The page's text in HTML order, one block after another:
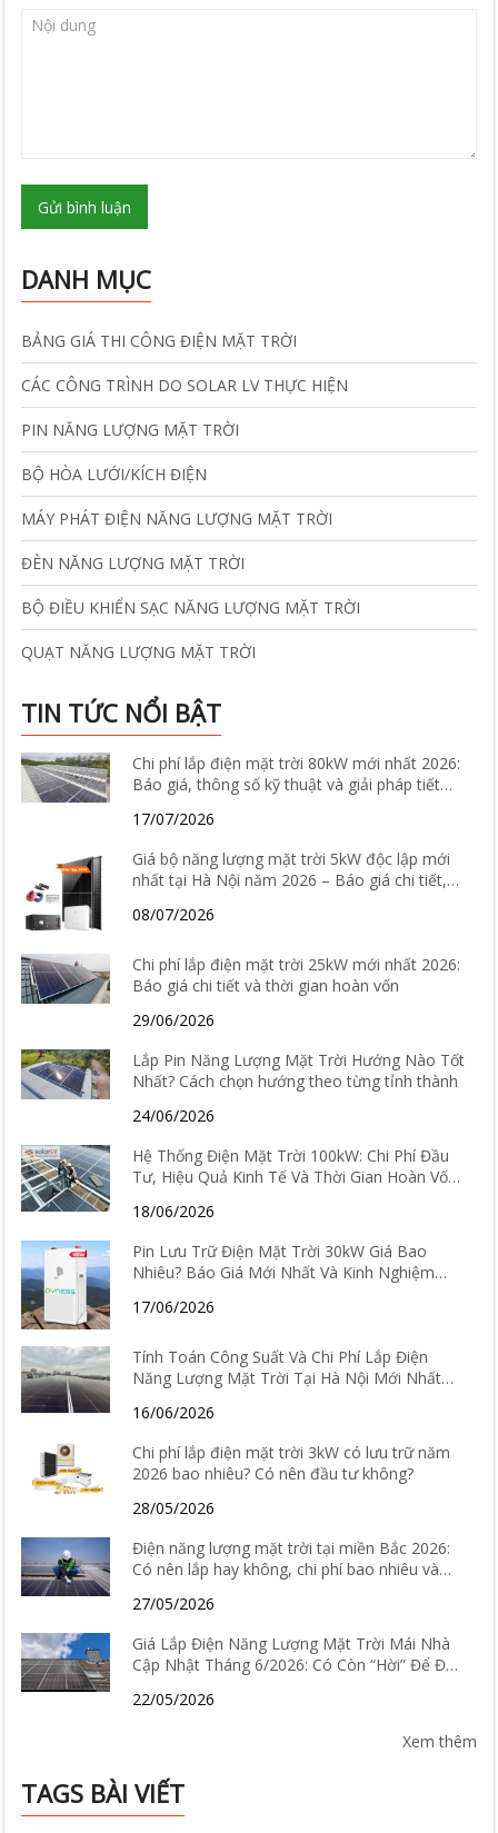
Gửi bình luận
DANH MỤC
BẢNG GIÁ THI CÔNG ĐIỆN MẶT TRỜI
CÁC CÔNG TRÌNH DO SOLAR LV THỰC HIỆN
PIN NĂNG LƯỢNG MẶT TRỜI
BỘ HÒA LƯỚI/KÍCH ĐIỆN
MÁY PHÁT ĐIỆN NĂNG LƯỢNG MẶT TRỜI
ĐÈN NĂNG LƯỢNG MẶT TRỜI
BỘ ĐIỀU KHIỂN SẠC NĂNG LƯỢNG MẶT TRỜI
QUẠT NĂNG LƯỢNG MẶT TRỜI
TIN TỨC NỔI BẬT
Chi phí lắp điện mặt trời 80kW mới nhất 2026:
Báo giá, thông số kỹ thuật và giải pháp tiết
17/07/2026
Giá bộ năng lượng mặt trời 5kW độc lập mới
nhất tại Hà Nội năm 2026 – Báo giá chi tiết,
08/07/2026
Chi phí lắp điện mặt trời 25kW mới nhất 2026:
Báo giá chi tiết và thời gian hoàn vốn
29/06/2026
Lắp Pin Năng Lượng Mặt Trời Hướng Nào Tốt
Nhất? Cách chọn hướng theo từng tỉnh thành
24/06/2026
Hệ Thống Điện Mặt Trời 100kW: Chi Phí Đầu
Tư, Hiệu Quả Kinh Tế Và Thời Gian Hoàn Vốn
18/06/2026
Pin Lưu Trữ Điện Mặt Trời 30kW Giá Bao
Nhiêu? Báo Giá Mới Nhất Và Kinh Nghiệm
17/06/2026
Tính Toán Công Suất Và Chi Phí Lắp Điện
Năng Lượng Mặt Trời Tại Hà Nội Mới Nhất
16/06/2026
Chi phí lắp điện mặt trời 3kW có lưu trữ năm
2026 bao nhiêu? Có nên đầu tư không?
28/05/2026
Điện năng lượng mặt trời tại miền Bắc 2026:
Có nên lắp hay không, chi phí bao nhiêu và
27/05/2026
Giá Lắp Điện Năng Lượng Mặt Trời Mái Nhà
Cập Nhật Tháng 6/2026: Có Còn “Hời” Để Đầu
22/05/2026
Xem thêm
TAGS BÀI VIẾT